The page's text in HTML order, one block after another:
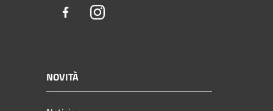
FacebookInstagram
NOVITÀ